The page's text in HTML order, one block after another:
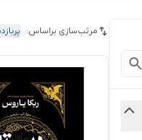
مرتب‌سازی براساس: